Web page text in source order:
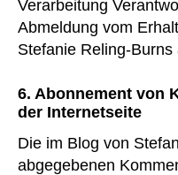
Verarbeitung
Abmeldung vom
Stefanie Reling-
6. Abonnement von
der Internetseite
Die im Blog von
abgegebenen